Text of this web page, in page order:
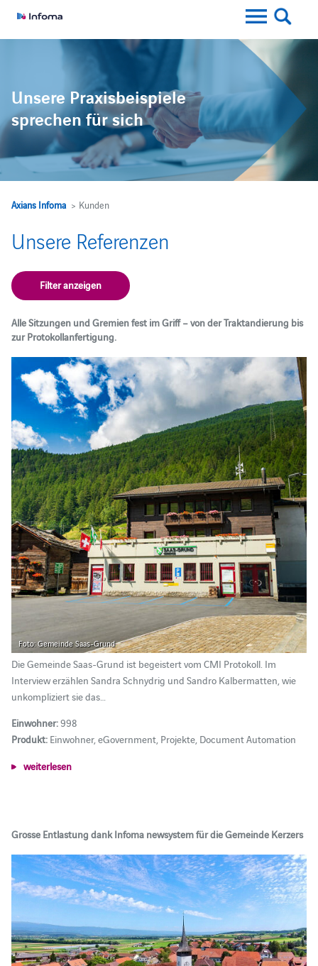
Unsere Praxisbeispiele
sprechen für sich
Axians Infoma> Kunden
Unsere Referenzen
Filter anzeigen
Alle Sitzungen und Gremien fest im Griff – von der Traktandierung bis
zur Protokollanfertigung.
Foto: Gemeinde Saas-Grund
Die Gemeinde Saas-Grund ist begeistert vom CMI Protokoll. Im
Interview erzählen Sandra Schnydrig und Sandro Kalbermatten, wie
unkompliziert sie das…
Einwohner:998
Produkt:Einwohner, eGovernment, Projekte, Document Automation
weiterlesen
Grosse Entlastung dank Infoma newsystem für die Gemeinde Kerzers